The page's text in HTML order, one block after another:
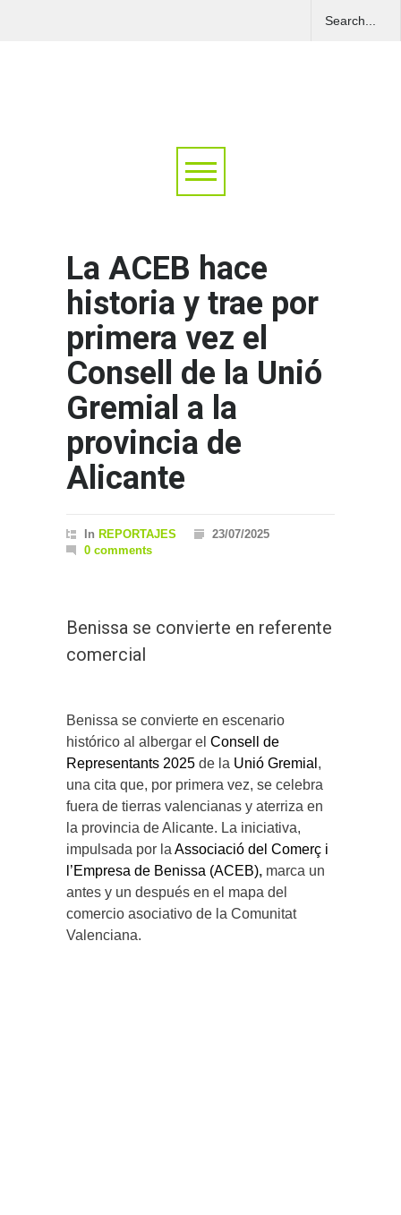
La ACEB hace
historia y trae por
primera vez el
Consell de la Unió
Gremial a la
provincia de
Alicante
In REPORTAJES
23/07/2025
0 comments
Benissa se convierte en referente
comercial
Benissa se convierte en escenario
histórico al albergar el Consell de
Representants 2025 de la Unió Gremial ,
una cita que, por primera vez, se celebra
fuera de tierras valencianas y aterriza en
la provincia de Alicante. La iniciativa,
impulsada por la Associació del Comerç i
l’Empresa de Benissa (ACEB), marca un
antes y un después en el mapa del
comercio asociativo de la Comunitat
Valenciana.